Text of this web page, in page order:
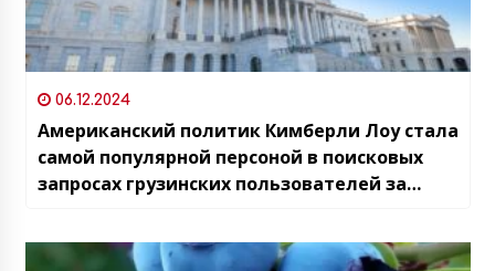
06.12.2024
Американский политик Кимберли Лоу стала
самой популярной персоной в поисковых
запросах грузинских пользователей за